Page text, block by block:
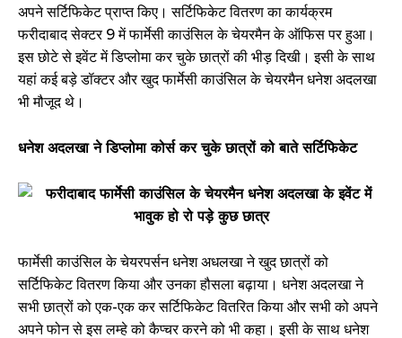
अपने सर्टिफिकेट प्राप्त किए। सर्टिफिकेट वितरण का कार्यक्रम
फरीदाबाद सेक्टर 9 में फार्मेसी काउंसिल के चेयरमैन के ऑफिस पर हुआ।
इस छोटे से इवेंट में डिप्लोमा कर चुके छात्रों की भीड़ दिखी। इसी के साथ
यहां कई बड़े डॉक्टर और खुद फार्मेसी काउंसिल के चेयरमैन धनेश अदलखा
भी मौजूद थे।
धनेश अदलखा ने डिप्लोमा कोर्स कर चुके छात्रों को बाते सर्टिफिकेट
फार्मेसी काउंसिल के चेयरपर्सन धनेश अधलखा ने खुद छात्रों को
सर्टिफिकेट वितरण किया और उनका हौसला बढ़ाया। धनेश अदलखा ने
सभी छात्रों को एक-एक कर सर्टिफिकेट वितरित किया और सभी को अपने
अपने फोन से इस लम्हे को कैप्चर करने को भी कहा। इसी के साथ धनेश